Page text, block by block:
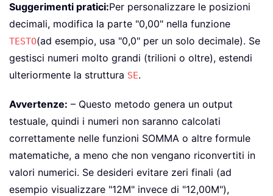
Suggerimenti pratici:Per personalizzare le posizioni
decimali, modifica la parte "0,00" nella funzione
TESTO(ad esempio, usa "0,0" per un solo decimale). Se
gestisci numeri molto grandi (trilioni o oltre), estendi
ulteriormente la struttura SE.
Avvertenze: – Questo metodo genera un output
testuale, quindi i numeri non saranno calcolati
correttamente nelle funzioni SOMMA o altre formule
matematiche, a meno che non vengano riconvertiti in
valori numerici. Se desideri evitare zeri finali (ad
esempio visualizzare "12M" invece di "12,00M"),